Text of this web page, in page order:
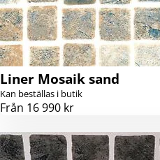
Liner Mosaik sand
Kan beställas i butik
Från 16 990 kr